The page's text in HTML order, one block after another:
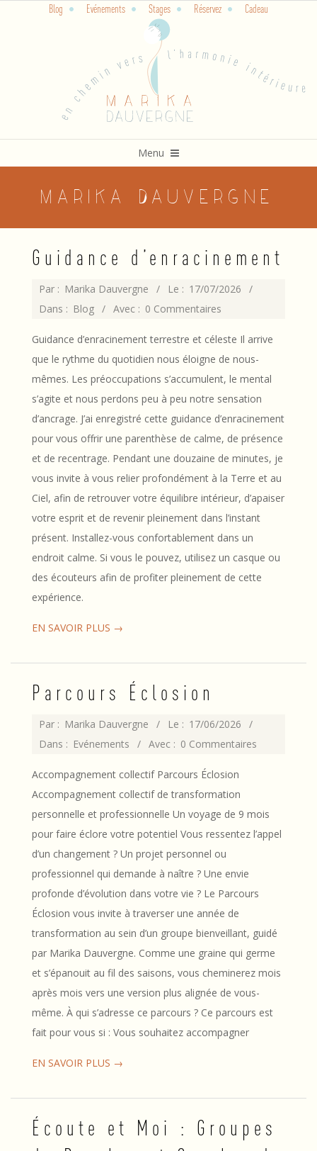
Blog Evénements Stages Réservez Cadeau
Navigation
Menu
Marika Dauvergne
Guidance d’enracinement
2026-
07-
Par : Marika Dauvergne Le : 17/07/2026
Dans : Blog Avec : 0 Commentaires
Guidance d’enracinement terrestre et céleste Il arrive
que le rythme du quotidien nous éloigne de nous-
mêmes. Les préoccupations s’accumulent, le mental
s’agite et nous perdons peu à peu notre sensation
d’ancrage. J’ai enregistré cette guidance d’enracinement
pour vous offrir une parenthèse de calme, de présence
et de recentrage. Pendant une douzaine de minutes, je
vous invite à vous relier profondément à la Terre et au
Ciel, afin de retrouver votre équilibre intérieur, d’apaiser
votre esprit et de revenir pleinement dans l’instant
présent. Installez-vous confortablement dans un
endroit calme. Si vous le pouvez, utilisez un casque ou
des écouteurs afin de profiter pleinement de cette
expérience.
EN SAVOIR PLUS →
Parcours Éclosion
2026-
06-
Par : Marika Dauvergne Le : 17/06/2026
Dans : Evénements Avec : 0 Commentaires
Accompagnement collectif Parcours Éclosion
Accompagnement collectif de transformation
personnelle et professionnelle Un voyage de 9 mois
pour faire éclore votre potentiel Vous ressentez l’appel
d’un changement ? Un projet personnel ou
professionnel qui demande à naître ? Une envie
profonde d’évolution dans votre vie ? Le Parcours
Éclosion vous invite à traverser une année de
transformation au sein d’un groupe bienveillant, guidé
par Marika Dauvergne. Comme une graine qui germe
et s’épanouit au fil des saisons, vous cheminerez mois
après mois vers une version plus alignée de vous-
même. À qui s’adresse ce parcours ? Ce parcours est
fait pour vous si : Vous souhaitez accompagner
EN SAVOIR PLUS →
Écoute et Moi : Groupes